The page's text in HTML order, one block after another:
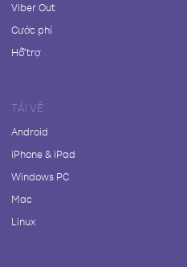
Viber Out
Cước phí
Hỗ trợ
TẢI VỀ
Android
iPhone & iPad
Windows PC
Mac
Linux